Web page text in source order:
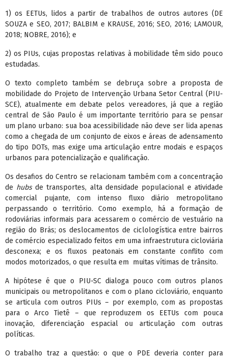
1) os EETUs, lidos a partir de trabalhos de outros autores (DE
SOUZA e SEO, 2017; BALBIM e KRAUSE, 2016; SEO, 2016; LAMOUR,
2018; NOBRE, 2016); e
2) os PIUs, cujas propostas relativas à mobilidade têm sido pouco
estudadas.
O texto completo também se debruça sobre a proposta de
mobilidade do Projeto de Intervenção Urbana Setor Central (PIU-
SCE), atualmente em debate pelos vereadores, já que a região
central de São Paulo é um importante território para se pensar
um plano urbano: sua boa acessibilidade não deve ser lida apenas
como a chegada de um conjunto de eixos e áreas de adensamento
do tipo DOTs, mas exige uma articulação entre modais e espaços
urbanos para potencialização e qualificação.
Os desafios do Centro se relacionam também com a concentração
de hubsde transportes, alta densidade populacional e atividade
comercial pujante, com intenso fluxo diário metropolitano
perpassando o território. Como exemplo, há a formação de
rodoviárias informais para acessarem o comércio de vestuário na
região do Brás; os deslocamentos de ciclologística entre bairros
de comércio especializado feitos em uma infraestrutura cicloviária
desconexa; e os fluxos peatonais em constante conflito com
modos motorizados, o que resulta em muitas vítimas de trânsito.
A hipótese é que o PIU-SC dialoga pouco com outros planos
municipais ou metropolitanos e com o plano cicloviário, enquanto
se articula com outros PIUs – por exemplo, com as propostas
para o Arco Tietê – que reproduzem os EETUs com pouca
inovação, diferenciação espacial ou articulação com outras
políticas.
O trabalho traz a questão: o que o PDE deveria conter para